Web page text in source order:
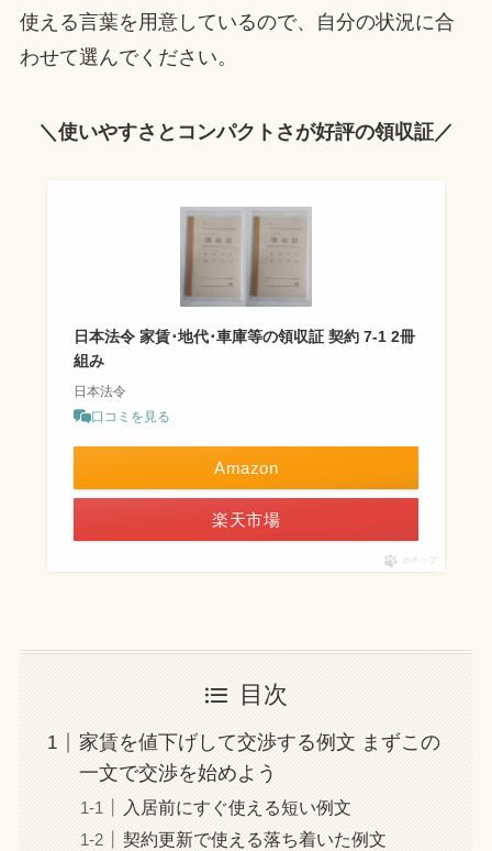
使える言葉を用意しているので、自分の状況に合
わせて選んでください。
＼使いやすさとコンパクトさが好評の領収証／
日本法令 家賃･地代･車庫等の領収証 契約 7-1 2冊
組み
日本法令
口コミを見る
Amazon
楽天市場
ポチップ
目次
家賃を値下げして交渉する例文 まずこの
一文で交渉を始めよう
入居前にすぐ使える短い例文
契約更新で使える落ち着いた例文